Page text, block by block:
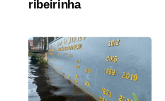
ribeirinha